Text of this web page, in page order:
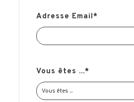
Adresse Email*
Vous êtes ...*